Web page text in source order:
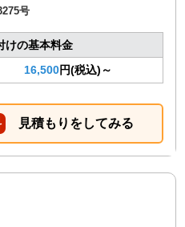
号
けの基本料金
16,500円(税込)～
見積もりをしてみる